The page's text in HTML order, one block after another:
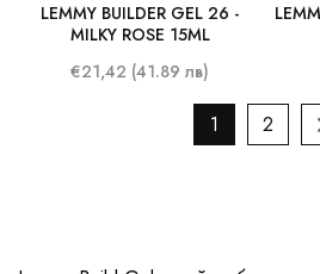
LEMMY BUILDER GEL 26 -
MILKY ROSE 15ML
€21,42 (41.89 лв)
1 2